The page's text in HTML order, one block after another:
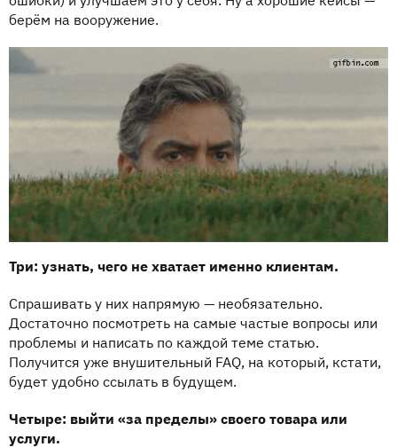
берём на вооружение.
Три: узнать, чего не хватает именно клиентам.
Спрашивать у них напрямую — необязательно.
Достаточно посмотреть на самые частые вопросы или
проблемы и написать по каждой теме статью.
Получится уже внушительный FAQ, на который, кстати,
будет удобно ссылать в будущем.
Четыре: выйти «за пределы» своего товара или
услуги.